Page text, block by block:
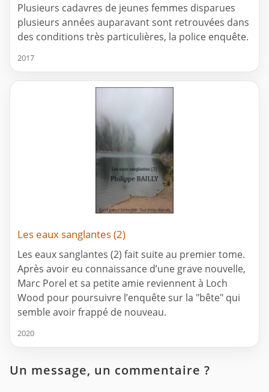
Plusieurs cadavres de jeunes femmes disparues
plusieurs années auparavant sont retrouvées dans
des conditions très particulières, la police enquête.
2017
Les eaux sanglantes (2)
Les eaux sanglantes (2) fait suite au premier tome.
Après avoir eu connaissance d’une grave nouvelle,
Marc Porel et sa petite amie reviennent à Loch
Wood pour poursuivre l’enquête sur la "bête" qui
semble avoir frappé de nouveau.
2020
Un message, un commentaire ?